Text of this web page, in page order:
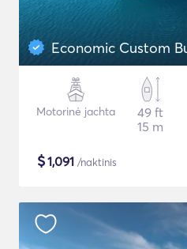
Motorinė jachta
49 ft
15 m
$1,091 /naktinis